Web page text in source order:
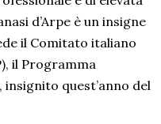
d’Arpe è un insigne
il Comitato italiano
il Programma
quest’anno del